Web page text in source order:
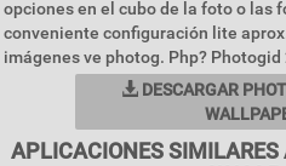
opciones en el cubo de la foto o las
conveniente configuración lite
imágenes ve photog. Php?
DESCARGAR
APLICACIONES SIMILARES